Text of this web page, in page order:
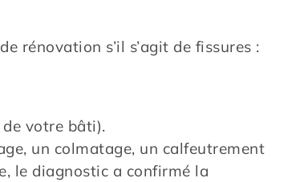
rénovation s’il s’agit de fissures :
de votre bâti).
un colmatage, un calfeutrement
le diagnostic a confirmé la